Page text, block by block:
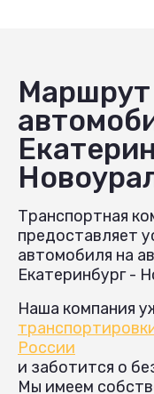
Маршрут
Транспортная
предоставляет
автомобиля на
Екатеринбург -
Наша компания
России
и заботится о
Мы имеем